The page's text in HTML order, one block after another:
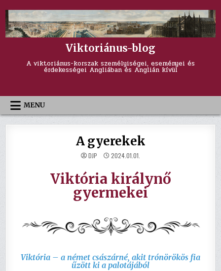
content
Viktoriánus-blog
A viktoriánus-korszak személyiségei, eseményei és
érdekességei Angliában és Anglián kívül
MENU
A gyerekek
DJP 2024.01.01.
Viktória királynő
gyermekei
Viktória – a német császárné, akit trónörökös fia
űzött ki a palotájából